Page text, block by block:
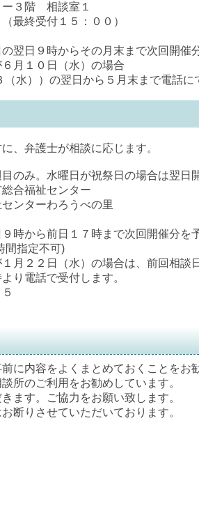
階 相談室１
受付１５：００）
９時からその月末まで次回開催分
日（水）の場合
から５月末まで電話にて受
、弁護士が相談に応じます。
。水曜日が祝祭日の場合は翌日開
福祉センター
わろうべの里
ら前日１７時まで次回開催分を予
定不可)
水）の場合は、前回相談日
で受付します。
に内容をよくまとめておくことをお
所のご利用をお勧めしています。
ます。ご協力をお願い致します。
断りさせていただいております。